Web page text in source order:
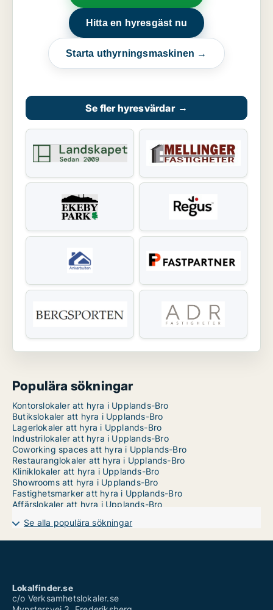
Hitta en hyresgäst nu
Starta uthyrningsmaskinen →
Se fler hyresvärdar →
Populära sökningar
Kontorslokaler att hyra i Upplands-Bro
Butikslokaler att hyra i Upplands-Bro
Lagerlokaler att hyra i Upplands-Bro
Industrilokaler att hyra i Upplands-Bro
Coworking spaces att hyra i Upplands-Bro
Restauranglokaler att hyra i Upplands-Bro
Kliniklokaler att hyra i Upplands-Bro
Showrooms att hyra i Upplands-Bro
Fastighetsmarker att hyra i Upplands-Bro
Affärslokaler att hyra i Upplands-Bro
Se alla populära sökningar
Lokalfinder.se
c/o Verksamhetslokaler.se